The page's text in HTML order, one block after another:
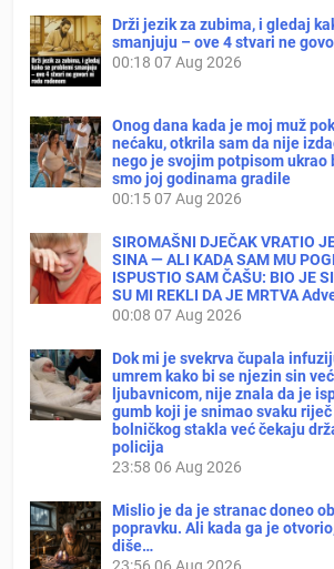
Drži jezik za zubima, i gledaj
smanjuju – ove 4 stvari ne
00:18 07 Aug 2026
Onog dana kada je moj muž
nećaku, otkrila sam da nije
nego je svojim potpisom ukrao
smo joj godinama gradile
00:1507 Aug 2026
SIROMAŠNI DJEČAK VRATIO
SINA — ALI KADA SAM MU
ISPUSTIO SAM ČAŠU: BIO JE
SU MI REKLI DA JE MRTVA
00:08 07 Aug 2026
Dok mi je svekrva čupala
umrem kako bi se njezin sin
ljubavnicom, nije znala da je
gumb koji je snimao svaku
bolničkog stakla već čekaju
policija
23:58 06 Aug 2026
Mislio je da je stranac doneo
popravku. Ali kada ga je
diše…
23:56 06 Aug 2026